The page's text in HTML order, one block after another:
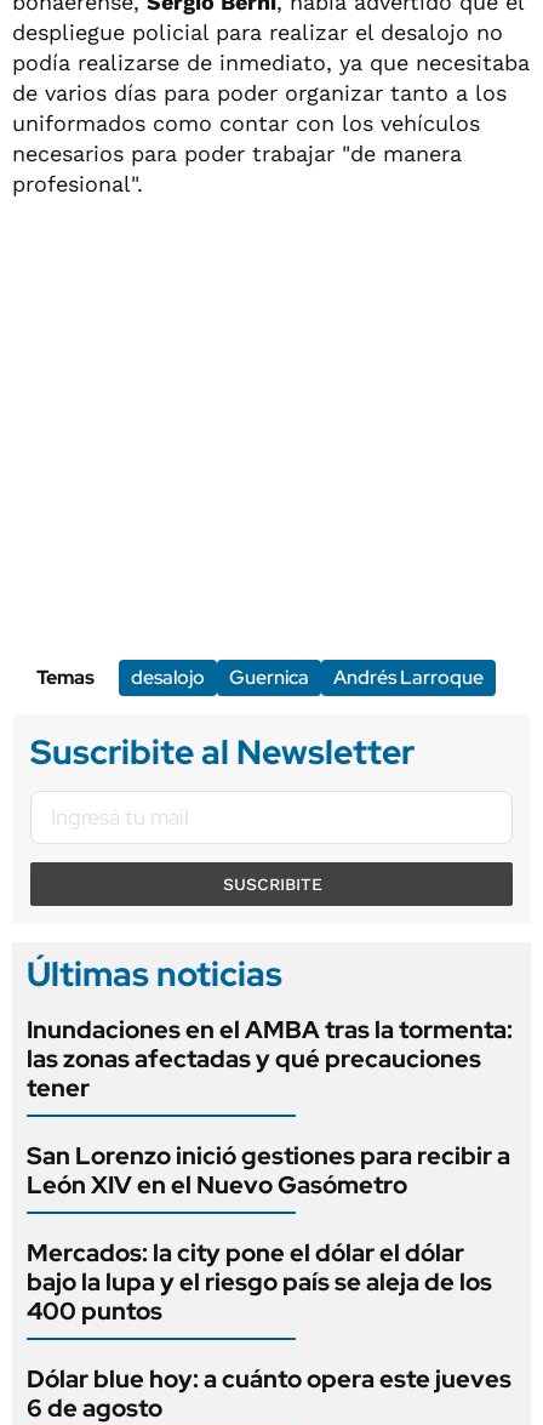
despliegue policial para realizar el desalojo no
podía realizarse de inmediato, ya que necesitaba
de varios días para poder organizar tanto a los
uniformados como contar con los vehículos
necesarios para poder trabajar "de manera
profesional".
Temas desalojo Guernica Andrés Larroque
Suscribite al Newsletter
SUSCRIBITE
Últimas noticias
Inundaciones en el AMBA tras la tormenta:
las zonas afectadas y qué precauciones
tener
San Lorenzo inició gestiones para recibir a
León XIV en el Nuevo Gasómetro
Mercados: la city pone el dólar el dólar
bajo la lupa y el riesgo país se aleja de los
400 puntos
Dólar blue hoy: a cuánto opera este jueves
6 de agosto